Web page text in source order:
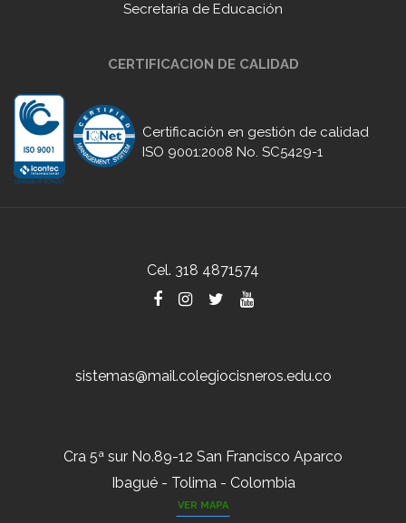
Secretaría de Educación
CERTIFICACION DE CALIDAD
Certificación en gestión de calidad
ISO 9001:2008 No. SC5429-1
Cel. 318 4871574
sistemas@mail.colegiocisneros.edu.co
Cra 5ª sur No.89-12 San Francisco Aparco
Ibagué - Tolima - Colombia
VER MAPA